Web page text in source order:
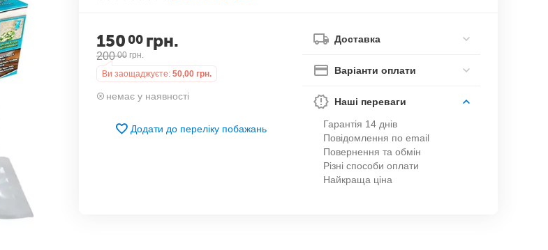
150 00 грн.
200 00 грн.
Ви заощаджуєте: 50,00 грн.
немає у наявності
Додати до переліку побажань
Доставка
Варіанти оплати
Наші переваги
Гарантія 14 днів
Повідомлення по email
Повернення та обмін
Різні способи оплати
Найкраща ціна